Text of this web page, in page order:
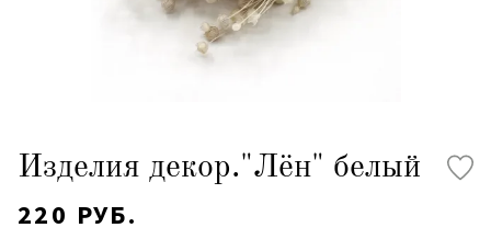
Изделия декор."Лён" белый
220 РУБ.